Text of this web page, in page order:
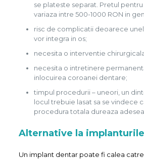
se plateste separat. Pretul
variaza intre 500-1000 RON in
risc de complicatii deoarece
vor integra in os;
necesita o interventie
necesita o intretinere
inlocuirea coroanei dentare;
timpul procedurii – uneori, un
locul trebuie lasat sa se vindece
procedura totala dureaza adesea
Alternative la
Un implant dentar poate fi calea